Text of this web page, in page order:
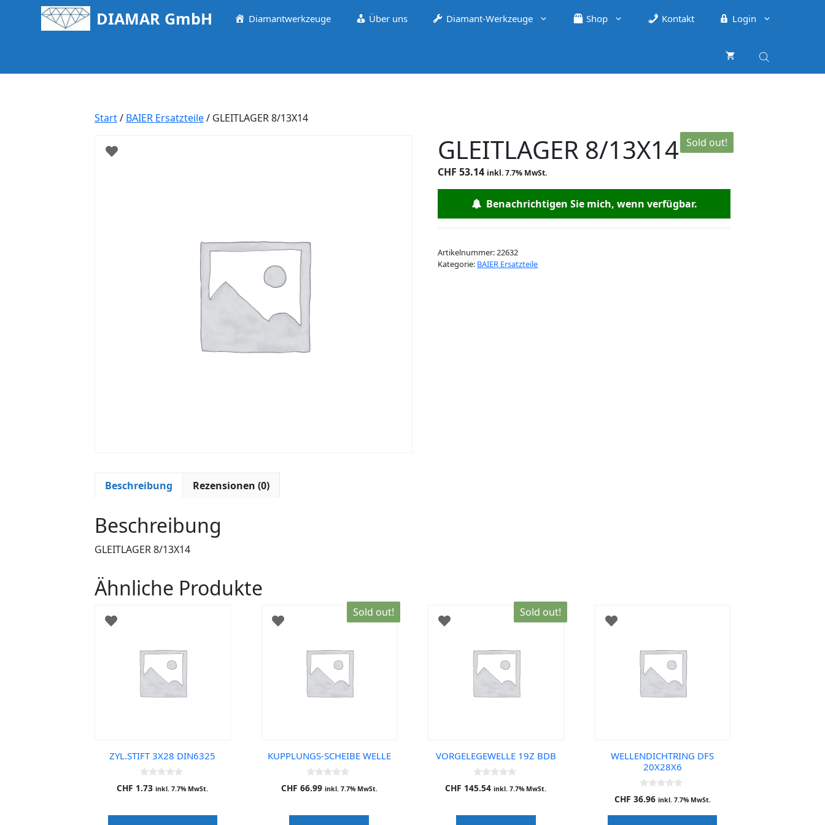
DIAMAR GmbH Diamantwerkzeuge Über uns Diamant-Werkzeuge Shop Kontakt Login
Start/ BAIER Ersatzteile/ GLEITLAGER 8/13X14
Sold out!
GLEITLAGER 8/13X14
CHF 53.14 inkl. 7.7% MwSt.
Benachrichtigen Sie mich, wenn verfügbar.
Artikelnummer:22632
Kategorie: BAIER Ersatzteile
Beschreibung Rezensionen (0)
Beschreibung
GLEITLAGER 8/13X14
Ähnliche Produkte
ZYL.STIFT 3X28 DIN6325
0
o
o
CHF 1.73 inkl. 7.7% MwSt.
Sold out!
KUPPLUNGS-SCHEIBE WELLE
0
o
o
CHF 66.99 inkl. 7.7% MwSt.
Sold out!
VORGELEGEWELLE 19Z BDB
0
o
o
CHF 145.54 inkl. 7.7% MwSt.
WELLENDICHTRING DFS
20X28X6
0
o
CHF 36.96 inkl. 7.7% MwSt.